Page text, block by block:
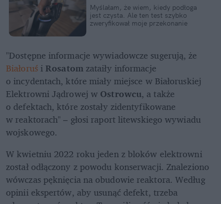
Myślałam, że wiem, kiedy podłoga
jest czysta. Ale ten test szybko
zweryfikował moje przekonanie
Białoruś i Rosatom zataiły informacje
o incydentach, które miały miejsce w Białoruskiej
Elektrowni Jądrowej w Ostrowcu, a także
o defektach, które zostały zidentyfikowane
w reaktorach" – głosi raport litewskiego wywiadu
wojskowego.
W kwietniu 2022 roku jeden z bloków elektrowni
został odłączony z powodu konserwacji. Znaleziono
wówczas pęknięcia na obudowie reaktora. Według
opinii ekspertów, aby usunąć defekt, trzeba